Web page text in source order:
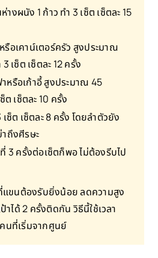
งผนัง 1 ก้าว ทำ 3 เซ็ต เซ็ตละ 15
อเคาน์เตอร์ครัว สูงประมาณ
เซ็ต เซ็ตละ 12 ครั้ง
หรือเก้าอี้ สูงประมาณ 45
ต เซ็ตละ 10 ครั้ง
ซ็ต เซ็ตละ 8 ครั้ง โดยลำตัวยัง
ถึงศีรษะ
3 ครั้งต่อเซ็ตก็พอ ไม่ต้องรีบไป
ขนต้องรับยิ่งน้อย ลดความสูง
าได้ 2 ครั้งติดกัน วิธีนี้ใช้เวลา
นที่เริ่มจากศูนย์